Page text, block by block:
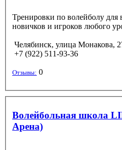
Тренировки по волейболу для
новичков и игроков любого
Челябинск, улица Монакова,
+7 (922) 511-93-36
Отзывы: 0
Волейбольная школа
Арена)